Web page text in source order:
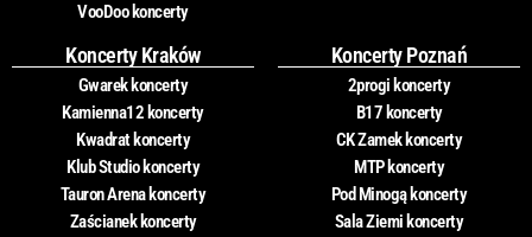
VooDoo koncerty
Koncerty Kraków
Gwarek koncerty
Kamienna12 koncerty
Kwadrat koncerty
Klub Studio koncerty
Tauron Arena koncerty
Zaścianek koncerty
Koncerty Poznań
2progi koncerty
B17 koncerty
CK Zamek koncerty
MTP koncerty
Pod Minogą koncerty
Sala Ziemi koncerty